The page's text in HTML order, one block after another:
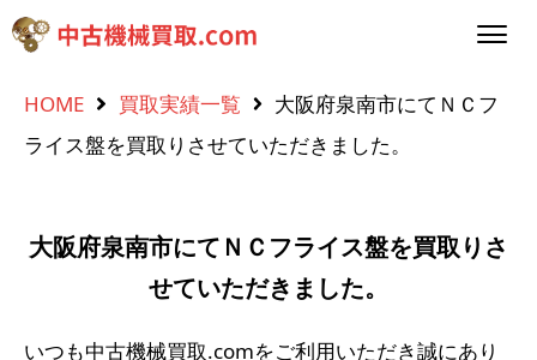
HOME 買取実績一覧
大阪府泉南市にてＮＣフ
ライス盤を買取りさせていただきました。
大阪府泉南市にてＮＣフライス盤を買取りさ
せていただきました。
いつも中古機械買取.comをご利用いただき誠にあり